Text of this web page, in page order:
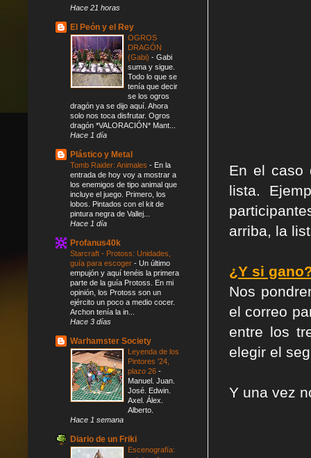
En el caso
lista.
arriba, la
¿Y si
Nos
el correo
entre los
elegir el
Y una vez
Hace 21 horas
El Peón y el Rey
OGROS
DRAGÓN
(Gabi) - Gabi
suma y sigue.
Todo lo que se
tenía que decir
se los ogros
dragón ya se dijo aquí. Ahora
solo nos toca disfrutar. Ogros
dragón *VALORACIÓN* Mant...
Hace 1 día
Plástico y Metal
Tomb Raider: Animales - En la
entrada de hoy voy a mostrar a
los enemigos de tipo animal que
incluye el juego. Primero, los
lobos. Pintados con el kit de
pintura negra de Vallej...
Hace 1 día
Profanus40k
Starcraft - Protoss: Unidades,
guía para escoger - Un último
empujón y aquí tenéis la primera
parte de la guía Protoss. En mi
opinión, los Protoss son un
ejército un poco a medio cocer.
Archon tenía la in...
Hace 3 días
Warhamster Society
Leyenda de los
Pintores '24,
plazo 26 -
Manuel. Juan.
José. Edwin.
Axel. Álex.
Alberto.
Hace 1 semana
Diario de un Friki
Escenografía: